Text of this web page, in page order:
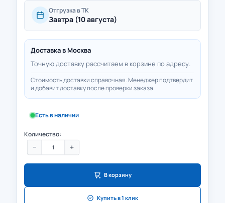
Отгрузка в ТК
Завтра (10 августа)
Доставка в Москва
Точную доставку рассчитаем в корзине по адресу.
Стоимость доставки справочная. Менеджер подтвердит
и добавит доставку после проверки заказа.
Есть в наличии
Количество:
− +
В корзину
Купить в 1 клик